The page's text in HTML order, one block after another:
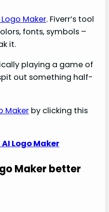
Logo Maker. Fiverr’s tool
fonts, symbols –
it.
playing a game of
out something half-
Maker by clicking this
AI Logo Maker
Maker better